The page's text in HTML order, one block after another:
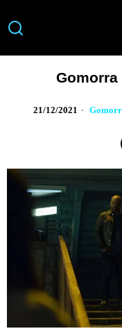
Gomorra
21/12/2021